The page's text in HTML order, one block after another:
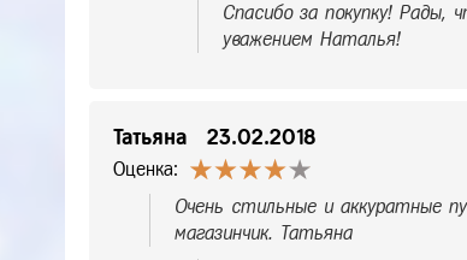
Спасибо за покупку! Рады,
уважением Наталья!
Татьяна 23.02.2018
Оценка:
Очень стильные и аккуратные
магазинчик. Татьяна